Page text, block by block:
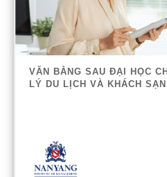
VĂN BẰNG SAU ĐẠI HỌC
LÝ DU LỊCH VÀ KHÁCH SẠN